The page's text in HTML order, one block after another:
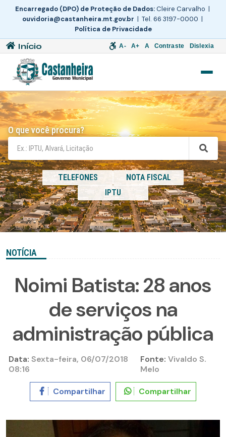
Encarregado (DPO) de Proteção de Dados:Cleire Carvalho |
ouvidoria@castanheira.mt.gov.br | Tel. 66 3197-0000 |
Política de Privacidade
Início A- A+ A Contraste Dislexia
O que você procura?
TELEFONES
NOTA FISCAL
IPTU
NOTÍCIA
Noimi Batista: 28 anos
de serviços na
administração pública
Data: Sexta-feira, 06/07/2018
08:16
Fonte: Vivaldo S.
Melo
Compartilhar Compartilhar